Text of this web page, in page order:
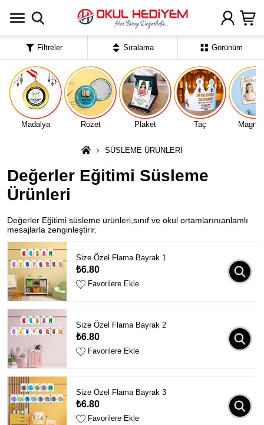
Madalya Rozet Plaket Taç
SÜSLEME ÜRÜNLERİ
Değerler Eğitimi Süsleme
Ürünleri
Değerler Eğitimi süsleme ürünleri,sınıf ve okul ortamlarınıanlamlı
mesajlarla zenginleştirir.
Size Özel Flama Bayrak 1
₺6.80
Favorilere Ekle
Size Özel Flama Bayrak 2
₺6.80
Favorilere Ekle
Size Özel Flama Bayrak 3
₺6.80
Favorilere Ekle
Filtreler Sıralama Görünüm
Uygulamada Aç